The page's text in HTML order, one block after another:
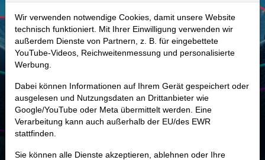
A2PZMK | BATL–Battalion Oil Aktie
Realtime-Aktienkurs:
-
-
Marktkapitalisierung 29,04 Mio. USD
Unternehmenswert 370,50 Mio. USD
Wir verwenden notwendige Cookies, damit unsere Website
technisch funktioniert. Mit Ihrer Einwilligung verwenden wir
außerdem Dienste von Partnern, z. B. für eingebettete
YouTube-Videos, Reichweitenmessung und personalisierte
Werbung.
Dabei können Informationen auf Ihrem Gerät gespeichert oder
ausgelesen und Nutzungsdaten an Drittanbieter wie
Google/YouTube oder Meta übermittelt werden. Eine
Verarbeitung kann auch außerhalb der EU/des EWR
stattfinden.
Sie können alle Dienste akzeptieren, ablehnen oder Ihre